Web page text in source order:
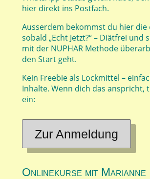
hier direkt ins Postfach.
Ausserdem bekommst du hier die
sobald „Echt Jetzt?“ – Diätfrei und
mit der NUPHAR Methode
den Start geht.
Kein Freebie als Lockmittel –
Inhalte. Wenn dich das anspricht,
ein:
Zur Anmeldung
Onlinekurse mit Marianne